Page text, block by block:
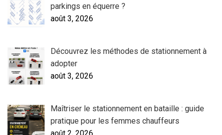
parkings en équerre ?
août 3, 2026
Découvrez les méthodes de stationnement à
adopter
août 3, 2026
Maîtriser le stationnement en bataille : guide
pratique pour les femmes chauffeurs